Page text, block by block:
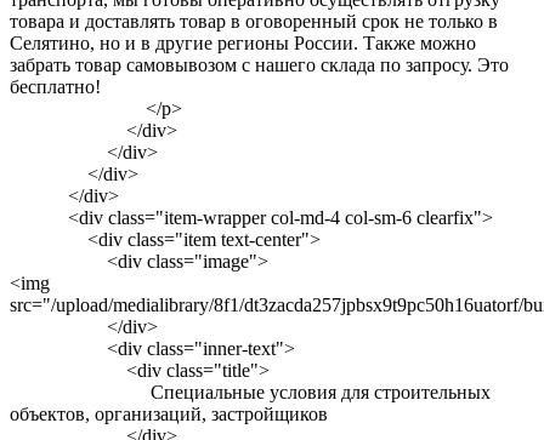
товара и доставлять товар в оговоренный срок не только в
Селятино, но и в другие регионы России. Также можно
забрать товар самовывозом с нашего склада по запросу. Это
бесплатно!
</p>
</div>
</div>
</div>
</div>
<div class="item-wrapper col-md-4 col-sm-6 clearfix">
<div class="item text-center">
<div class="image">
<img
src="/upload/medialibrary/8f1/dt3zacda257jpbsx9t9pc50h16uatorf/
</div>
<div class="inner-text">
<div class="title">
Специальные условия для строительных
объектов, организаций, застройщиков